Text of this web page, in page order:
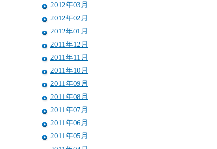
2012年03月
2012年02月
2012年01月
2011年12月
2011年11月
2011年10月
2011年09月
2011年08月
2011年07月
2011年06月
2011年05月